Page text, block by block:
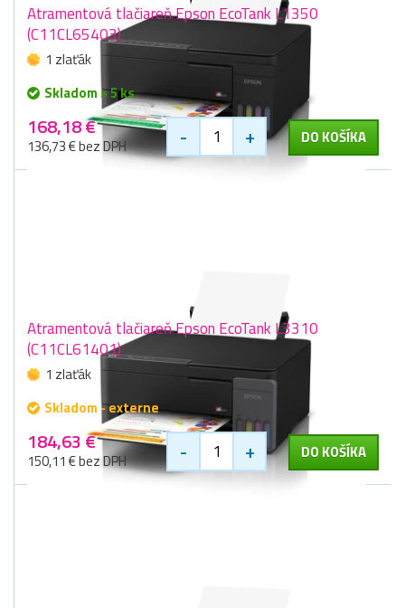
Atramentová tlačiareň Epson EcoTank L1350
(C11CL65403)
1 zlaťák
Skladom > 5 ks
168,18 €
136,73 € bez DPH - + DO KOŠÍKA
Atramentová tlačiareň Epson EcoTank L3310
(C11CL61401)
1 zlaťák
Skladom - externe
184,63 €
150,11 € bez DPH - + DO KOŠÍKA